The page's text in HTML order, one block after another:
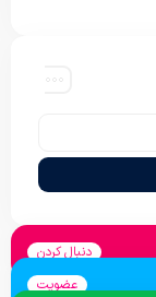
دنبال کردن
عضویت